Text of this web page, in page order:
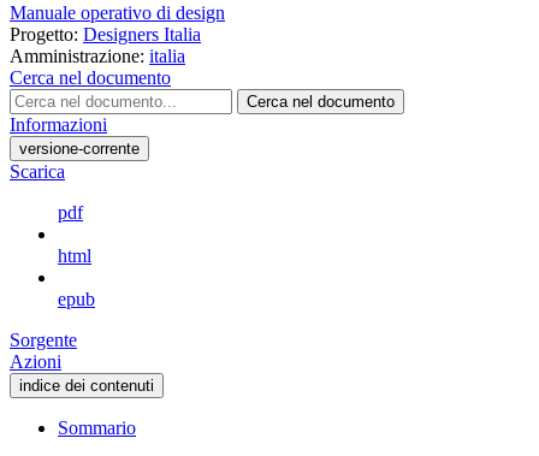
Manuale operativo di design
Progetto: Designers Italia
Amministrazione: italia
Cerca nel documento
Cerca nel documento
Informazioni
versione-corrente
Scarica
pdf
html
epub
Sorgente
Azioni
indice dei contenuti
Sommario